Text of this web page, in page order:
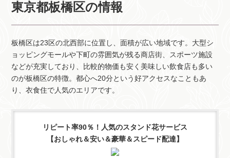
東京都板橋区の情報
板橋区は23区の北西部に位置し、面積が広い地域です。大型シ
ョッピングモールや下町の雰囲気が残る商店街、スポーツ施設
などが充実しており、比較的物価も安く美味しい飲食店も多い
のが板橋区の特徴。都心へ20分という好アクセスなこともあ
り、衣食住で人気のエリアです。
リピート率90％！人気のスタンド花サービス
【おしゃれ＆安い＆豪華＆スピード配達】